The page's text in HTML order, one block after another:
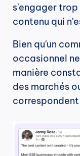
s'engager
contenu qui
Bien qu'un
occasionnel
manière
des marchés